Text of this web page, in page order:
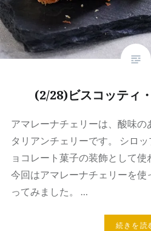
(2/28)ビスコッティ
アマレーナチェリーは、酸味の
タリアンチェリーです。 シロ
ョコレート菓子の装飾として使
今回はアマレーナチェリーを
ってみました。 …
続きを読